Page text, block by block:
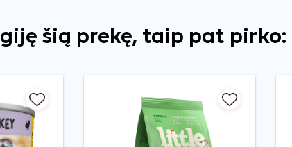
šią prekę, taip pat pirko: